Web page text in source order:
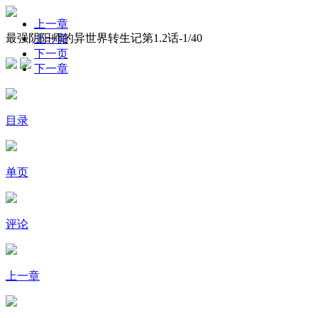
最强阴阳师的异世界转生记第1.2话-1/40
上一章
上一页
下一页
下一章
目录
单页
评论
上一章